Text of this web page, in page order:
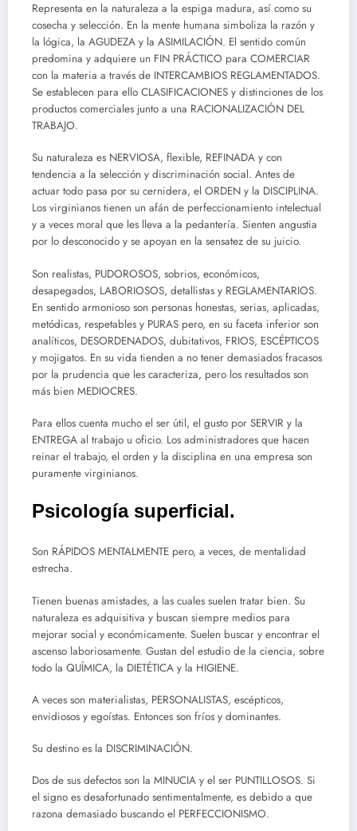
Representa en la naturaleza a la espiga madura, así como su
cosecha y selección. En la mente humana simboliza la razón y
la lógica, la AGUDEZA y la ASIMILACIÓN. El sentido común
predomina y adquiere un FIN PRÁCTICO para COMERCIAR
con la materia a través de INTERCAMBIOS REGLAMENTADOS.
Se establecen para ello CLASIFICACIONES y distinciones de los
productos comerciales junto a una RACIONALIZACIÓN DEL
TRABAJO.
Su naturaleza es NERVIOSA, flexible, REFINADA y con
tendencia a la selección y discriminación social. Antes de
actuar todo pasa por su cernidera, el ORDEN y la DISCIPLINA.
Los virginianos tienen un afán de perfeccionamiento intelectual
y a veces moral que les lleva a la pedantería. Sienten angustia
por lo desconocido y se apoyan en la sensatez de su juicio.
Son realistas, PUDOROSOS, sobrios, económicos,
desapegados, LABORIOSOS, detallistas y REGLAMENTARIOS.
En sentido armonioso son personas honestas, serias, aplicadas,
metódicas, respetables y PURAS pero, en su faceta inferior son
analíticos, DESORDENADOS, dubitativos, FRIOS, ESCÉPTICOS
y mojigatos. En su vida tienden a no tener demasiados fracasos
por la prudencia que les caracteriza, pero los resultados son
más bien MEDIOCRES.
Para ellos cuenta mucho el ser útil, el gusto por SERVIR y la
ENTREGA al trabajo u oficio. Los administradores que hacen
reinar el trabajo, el orden y la disciplina en una empresa son
puramente virginianos.
Psicología superficial.
Son RÁPIDOS MENTALMENTE pero, a veces, de mentalidad
estrecha.
Tienen buenas amistades, a las cuales suelen tratar bien. Su
naturaleza es adquisitiva y buscan siempre medios para
mejorar social y económicamente. Suelen buscar y encontrar el
ascenso laboriosamente. Gustan del estudio de la ciencia, sobre
todo la QUÍMICA, la DIETÉTICA y la HIGIENE.
A veces son materialistas, PERSONALISTAS, escépticos,
envidiosos y egoístas. Entonces son fríos y dominantes.
Su destino es la DISCRIMINACIÓN.
Dos de sus defectos son la MINUCIA y el ser PUNTILLOSOS. Si
el signo es desafortunado sentimentalmente, es debido a que
razona demasiado buscando el PERFECCIONISMO.